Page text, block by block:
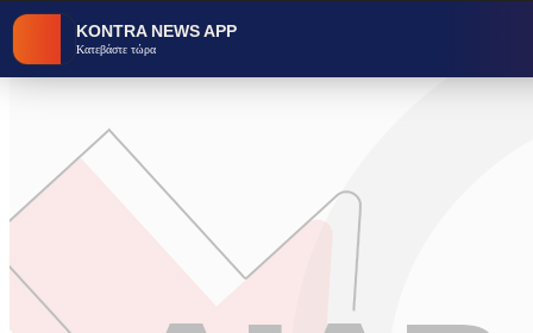
KONTRA NEWS APP
Κατεβάστε τώρα